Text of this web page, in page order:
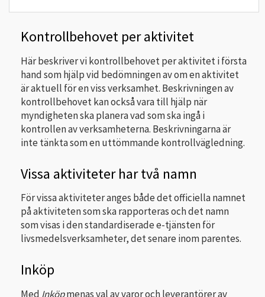
Kontrollbehovet per aktivitet
Här beskriver vi kontrollbehovet per aktivitet i första
hand som hjälp vid bedömningen av om en aktivitet
är aktuell för en viss verksamhet. Beskrivningen av
kontrollbehovet kan också vara till hjälp när
myndigheten ska planera vad som ska ingå i
kontrollen av verksamheterna. Beskrivningarna är
inte tänkta som en uttömmande kontrollvägledning.
Vissa aktiviteter har två namn
För vissa aktiviteter anges både det officiella namnet
på aktiviteten som ska rapporteras och det namn
som visas i den standardiserade e-tjänsten för
livsmedelsverksamheter, det senare inom parentes.
Inköp
Med Inköpmenas val av varor och leverantörer av